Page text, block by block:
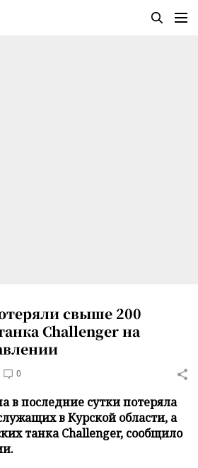
свыше 200
Challenger на
0
в последние сутки потеряла
в Курской области, а
танка Challenger, сообщило